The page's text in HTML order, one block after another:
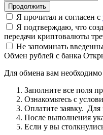
Я прочитал и согласен с
Я подтверждаю, что
передачи криптовалюты
Не запоминать
Обмен рублей с банка
Для обмена вам
Заполните все поля
Ознакомьтесь с
Оплатите заявку. Для
После выполнения
Если у вы